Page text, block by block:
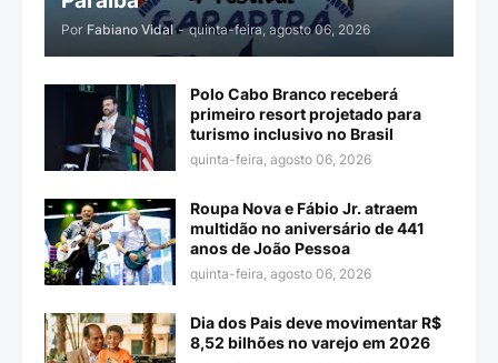
Por Fabiano Vidal - quinta-feira, agosto 06, 2026
Polo Cabo Branco receberá
primeiro resort projetado para
turismo inclusivo no Brasil
quinta-feira, agosto 06, 2026
Roupa Nova e Fábio Jr. atraem
multidão no aniversário de 441
anos de João Pessoa
quinta-feira, agosto 06, 2026
Dia dos Pais deve movimentar R$
8,52 bilhões no varejo em 2026